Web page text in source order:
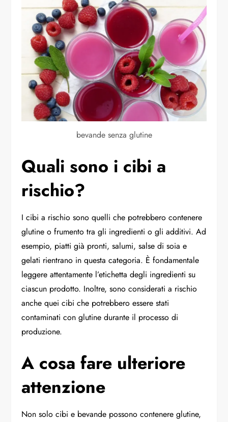
bevande senza glutine
Quali sono i cibi a
rischio?
I cibi a rischio sono quelli che potrebbero contenere
glutine o frumento tra gli ingredienti o gli additivi. Ad
esempio, piatti già pronti, salumi, salse di soia e
gelati rientrano in questa categoria. È fondamentale
leggere attentamente l’etichetta degli ingredienti su
ciascun prodotto. Inoltre, sono considerati a rischio
anche quei cibi che potrebbero essere stati
contaminati con glutine durante il processo di
produzione.
A cosa fare ulteriore
attenzione
Non solo cibi e bevande possono contenere glutine,